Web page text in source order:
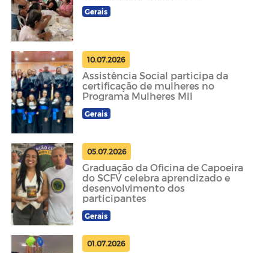
Gerais
10.07.2026
Assistência Social participa da
certificação de mulheres no
Programa Mulheres Mil
Gerais
05.07.2026
Graduação da Oficina de Capoeira
do SCFV celebra aprendizado e
desenvolvimento dos
participantes
Gerais
01.07.2026